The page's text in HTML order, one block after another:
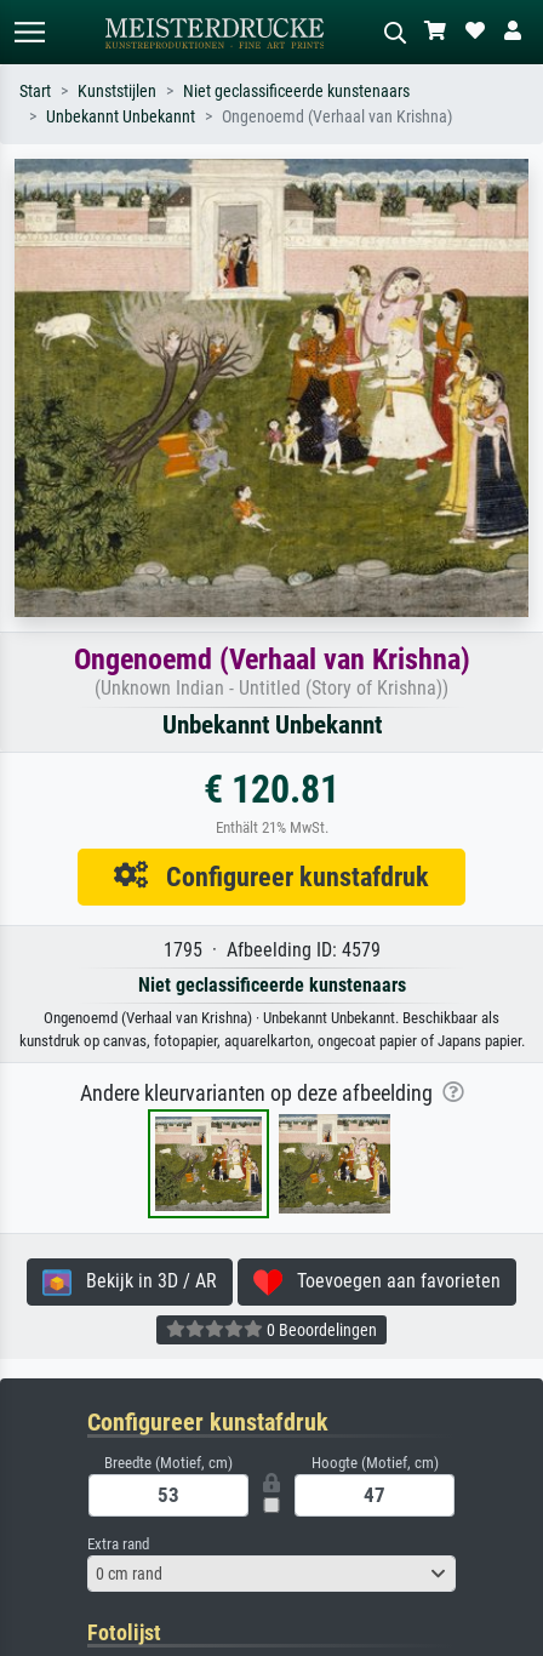
Zoek op kunstenaar, titel of stijl – bijv.
Monet, Sterrennacht, impressionisme,
Hokusai-golf, naakt.
Beschrijf de scène – bijv. groene
weide, abstract met veel rood, donker
olieverfschilderij, staand naakt naast
een boom.
Start Kunststijlen
Niet geclassificeerde kunstenaars
Unbekannt Unbekannt
Ongenoemd (Verhaal van Krishna)
Ongenoemd (Verhaal van Krishna)
(Unknown Indian - Untitled (Story of Krishna))
Unbekannt Unbekannt
€ 120.81
Enthält 21% MwSt.
Configureer kunstafdruk
1795 · Afbeelding ID: 4579
Niet geclassificeerde kunstenaars
Ongenoemd (Verhaal van Krishna) · Unbekannt Unbekannt. Beschikbaar als
kunstdruk op canvas, fotopapier, aquarelkarton, ongecoat papier of Japans papier.
Andere kleurvarianten op deze afbeelding
Bekijk in 3D / AR Toevoegen aan favorieten
0 Beoordelingen
Configureer kunstafdruk
Breedte (Motief, cm) Hoogte (Motief, cm)
Extra rand
0 cm rand
Fotolijst